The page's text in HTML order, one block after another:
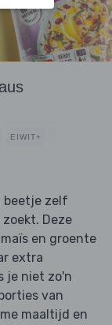
EIWIT+
beetje zelf
Deze
en groente
extra
je niet zo'n
van
maaltijd en